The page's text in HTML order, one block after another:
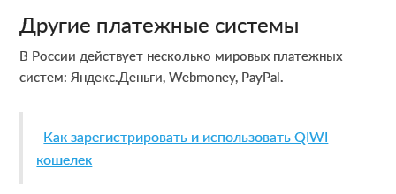
Другие платежные системы
В России действует несколько мировых платежных
систем: Яндекс.Деньги, Webmoney, PayPal.
Как зарегистрировать и использовать QIWI
кошелек